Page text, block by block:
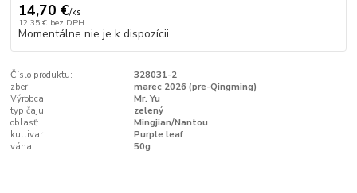
14,70 €/ks
12,35 € bez DPH
Momentálne nie je k dispozícii
Číslo produktu:
328031-2
zber:
marec 2026 (pre-Qingming)
Výrobca:
Mr. Yu
typ čaju:
zelený
oblasť:
Mingjian/Nantou
kultivar:
Purple leaf
váha:
50g